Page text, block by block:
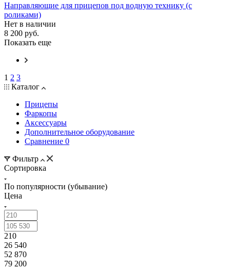
Направляющие для прицепов под водную технику (с
роликами)
Нет в наличии
8 200 руб.
Показать еще
1 2 3
Каталог
Прицепы
Фаркопы
Аксессуары
Дополнительное оборудование
Сравнение 0
Фильтр
Сортировка
По популярности (убывание)
Цена
210
26 540
52 870
79 200